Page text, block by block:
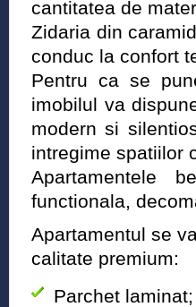
cantitatea de
Zidaria din
conduc la confort
Pentru ca se
imobilul va
modern si
intregime spatiilor
Apartamentele
functionala,
Apartamentul se
calitate premium:
Parchet laminat;